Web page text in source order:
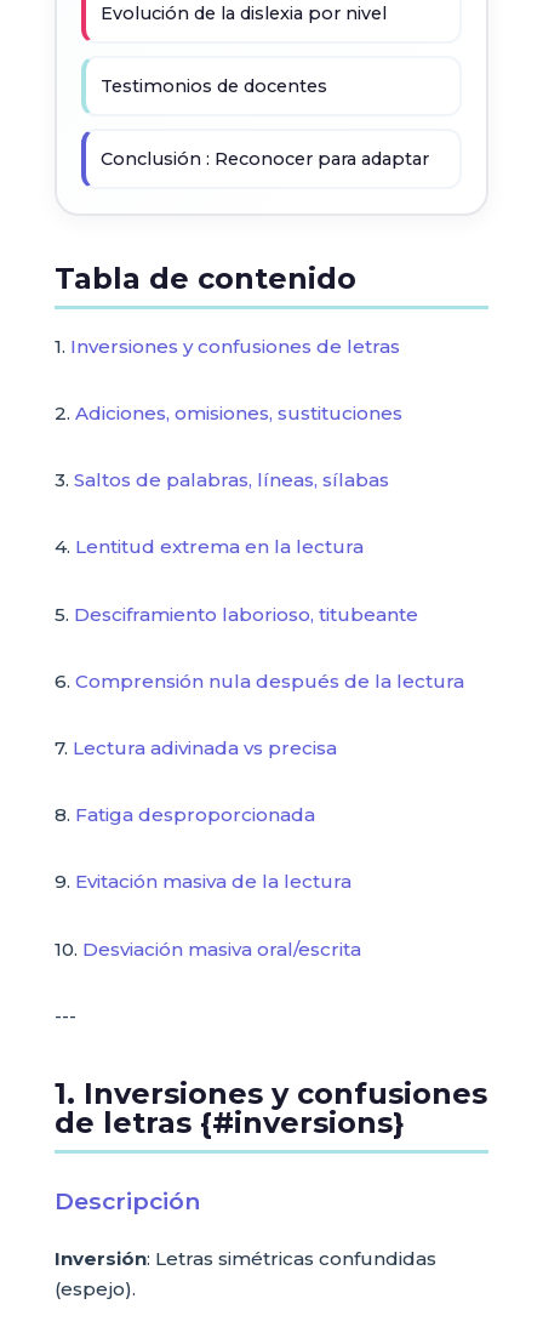
Evolución de la dislexia por nivel
Testimonios de docentes
Conclusión : Reconocer para adaptar
Tabla de contenido
1. Inversiones y confusiones de letras
2. Adiciones, omisiones, sustituciones
3. Saltos de palabras, líneas, sílabas
4. Lentitud extrema en la lectura
5. Desciframiento laborioso, titubeante
6. Comprensión nula después de la lectura
7. Lectura adivinada vs precisa
8. Fatiga desproporcionada
9. Evitación masiva de la lectura
10. Desviación masiva oral/escrita
---
1. Inversiones y confusiones
de letras {#inversions}
Descripción
Inversión: Letras simétricas confundidas
(espejo).